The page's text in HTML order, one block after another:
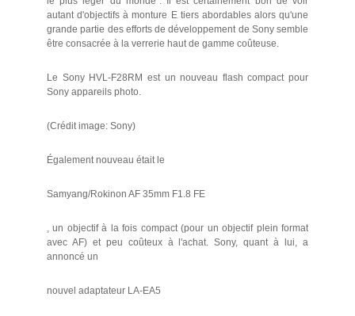
autant d'objectifs à monture E tiers abordables alors qu'une
grande partie des efforts de développement de Sony semble
être consacrée à la verrerie haut de gamme coûteuse.
Le Sony HVL-F28RM est un nouveau flash compact pour
Sony appareils photo.
(Crédit image: Sony)
Également nouveau était le
Samyang/Rokinon AF 35mm F1.8 FE
, un objectif à la fois compact (pour un objectif plein format
avec AF) et peu coûteux à l'achat. Sony, quant à lui, a
annoncé un
nouvel adaptateur LA-EA5